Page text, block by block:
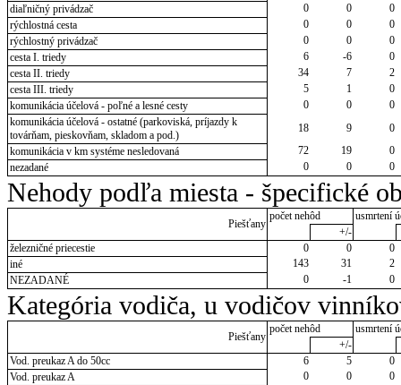
diaľničný privádzač
0 0
0
rýchlostná cesta
0 0
0
rýchlostný privádzač
0 0
0
cesta I. triedy
6 -6
0
cesta II. triedy
34 7
2
cesta III. triedy
5 1
0
komunikácia účelová - poľné a lesné cesty
0 0
0
komunikácia účelová - ostatné (parkoviská, príjazdy k
továrňam, pieskovňam, skladom a pod.)
18 9
0
komunikácia v km systéme nesledovaná
72 19
0
nezadané
0 0 0
Nehody podľa miesta - špecifické
Piešťany
počet nehôd
usmrtení
+/-
železničné priecestie
0 0
0
iné
143 31
2
NEZADANÉ
0 -1 0
Kategória vodiča, u vodičov
Piešťany
počet nehôd
usmrtení
+/-
Vod. preukaz A do 50cc
6 5
0
Vod. preukaz A
0 0
0